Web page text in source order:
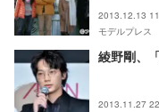
2013.12.13
モデルプレス
綾野剛、
2013.11.27